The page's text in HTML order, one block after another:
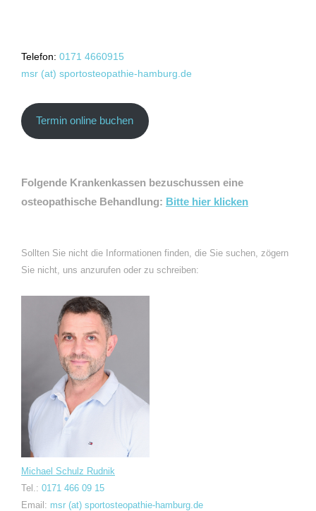
Telefon: 0171 4660915
msr (at) sportosteopathie-hamburg.de
Termin online buchen
Folgende Krankenkassen bezuschussen eine
osteopathische Behandlung: Bitte hier klicken
Sollten Sie nicht die Informationen finden, die Sie suchen, zögern
Sie nicht, uns anzurufen oder zu schreiben:
Michael Schulz Rudnik
Tel.: 0171 466 09 15
Email: msr (at) sportosteopathie-hamburg.de